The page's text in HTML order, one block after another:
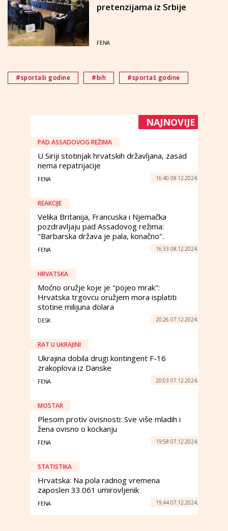
pretenzijama iz Srbije
FENA
#sportaši godine #bih #sportaš godine
NAJNOVIJE
PAD ASSADOVOG REŽIMA
U Siriji stotinjak hrvatskih državljana, zasad
nema repatrijacije
FENA 16:40 08.12.2024.
REAKCIJE
Velika Britanija, Francuska i Njemačka
pozdravljaju pad Assadovog režima:
"Barbarska država je pala, konačno".
FENA 16:33 08.12.2024.
HRVATSKA
Moćno oružje koje je "pojeo mrak":
Hrvatska trgovcu oružjem mora isplatiti
stotine milijuna dolara
DESK 20:26 07.12.2024.
RAT U UKRAJINI
Ukrajina dobila drugi kontingent F-16
zrakoplova iz Danske
FENA 20:03 07.12.2024.
MOSTAR
Plesom protiv ovisnosti: Sve više mladih i
žena ovisno o kockanju
FENA 19:58 07.12.2024.
STATISTIKA
Hrvatska: Na pola radnog vremena
zaposlen 33.061 umirovljenik
FENA 19:44 07.12.2024.